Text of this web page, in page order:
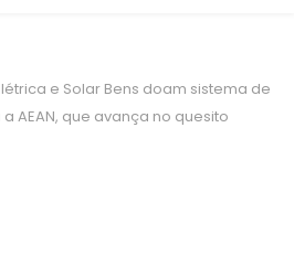
Elétrica e Solar Bens doam sistema de
AEAN, que avança no quesito